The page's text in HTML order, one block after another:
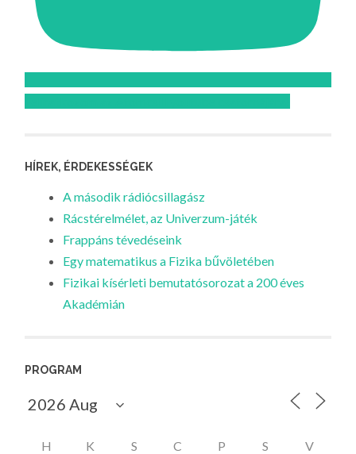
HÍREK, ÉRDEKESSÉGEK
A második rádiócsillagász
Rácstérelmélet, az Univerzum-játék
Frappáns tévedéseink
Egy matematikus a Fizika bűvöletében
Fizikai kísérleti bemutatósorozat a 200 éves
Akadémián
PROGRAM
H K S C P S V